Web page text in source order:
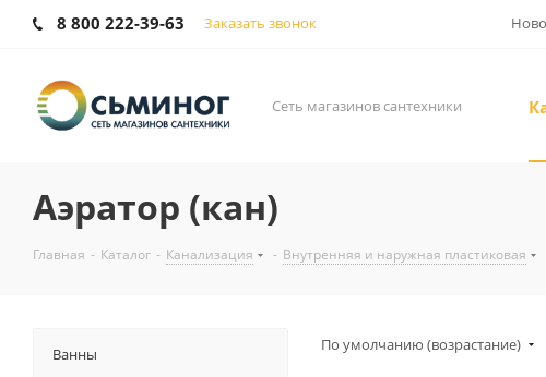
8 800 222-39-63 Заказать звонок
Сеть магазинов сантехники
Аэратор (кан)
Главная - Каталог - Канализация - Внутренняя и наружная пластиковая
По умолчанию (возрастание)
Ванны